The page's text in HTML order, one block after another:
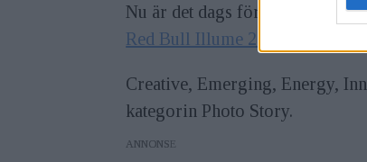
Nu är det dags för den sjätte
Red Bull Illume 2021
är gratis
Creative, Emerging, Energy,
kategorin Photo Story.
ANNONS